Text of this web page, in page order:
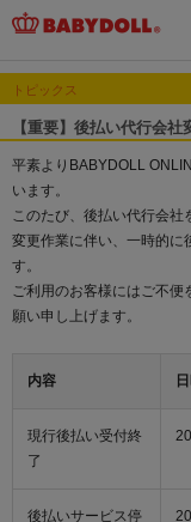
トピックス
【重要】後払い代行会
平素よりBABYDOLL
います。
このたび、後払い代行会社
変更作業に伴い、一時的に
す。
ご利用のお客様にはご不便
願い申し上げます。
内容
現行後払い受付終
了
後払いサービス停